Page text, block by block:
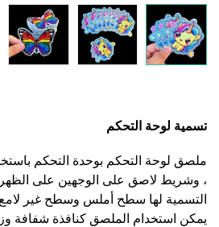
تسمية لوحة التحكم
ملصق لوحة التحكم بوحدة التحكم
، وشريط لاصق على الوجهين على
التسمية لها سطح أملس وسطح غير لامع
يمكن استخدام الملصق كنافذة شفافة